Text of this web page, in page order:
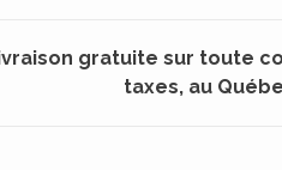
gratuite sur toute
taxes, au